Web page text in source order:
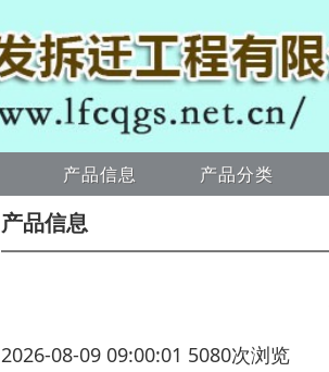
产品信息 产品分类
产品信息
2026-08-09 09:00:01 5080次浏览